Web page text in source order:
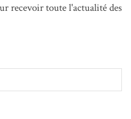
recevoir toute l'actualité des